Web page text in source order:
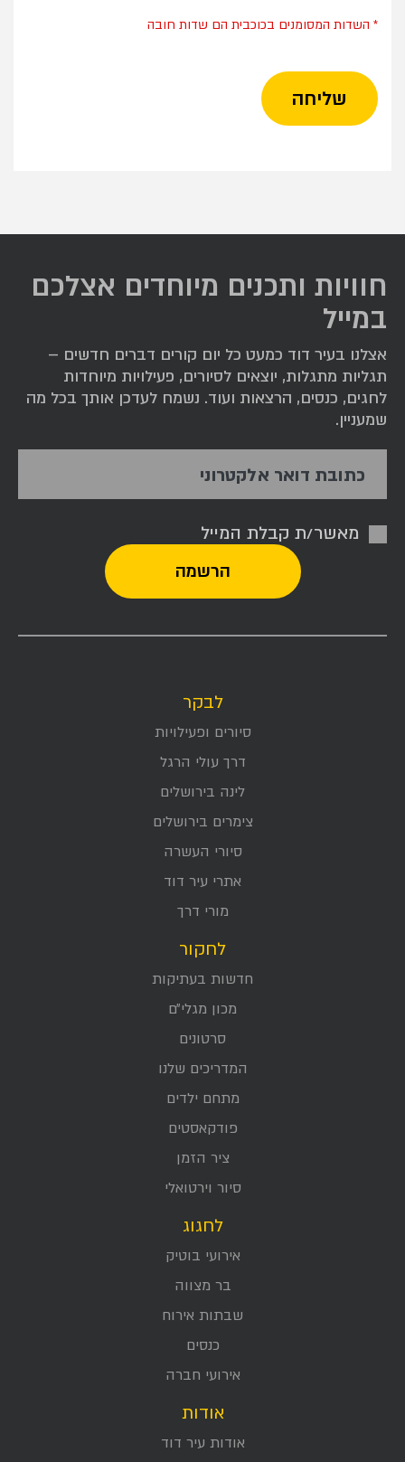
* השדות המסומנים בכוכבית הם שדות חובה
חוויות ותכנים מיוחדים אצלכם
במייל
אצלנו בעיר דוד כמעט כל יום קורים דברים חדשים –
תגליות מתגלות, יוצאים לסיורים, פעילויות מיוחדות
לחגים, כנסים, הרצאות ועוד. נשמח לעדכן אותך בכל מה
שמעניין.
כתובת דואר אלקטרוני
מאשר/ת קבלת המייל
לבקר
סיורים ופעילויות
דרך עולי הרגל
לינה בירושלים
צימרים בירושלים
סיורי העשרה
אתרי עיר דוד
מורי דרך
לחקור
חדשות בעתיקות
מכון מגלי״ם
סרטונים
המדריכים שלנו
מתחם ילדים
פודקאסטים
ציר הזמן
סיור וירטואלי
לחגוג
אירועי בוטיק
בר מצווה
שבתות אירוח
כנסים
אירועי חברה
אודות
אודות עיר דוד